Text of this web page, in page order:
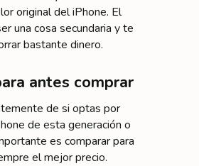
original del iPhone. El
una cosa secundaria y te
bastante dinero.
antes comprar
de si optas por
de esta generación o
es comparar para
el mejor precio.